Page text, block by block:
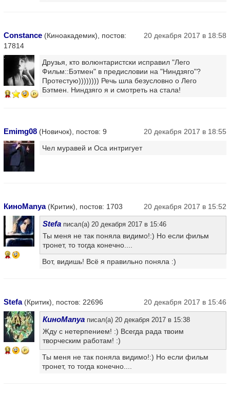
Constance (Киноакадемик), постов:
17814
20 декабря 2017 в 18:58
13
Друзья, кто волюнтаристски исправил "Лего
Фильм::Бэтмен" в предисловии на "Ниндзяго"?
Протестую)))))))) Речь шла безусловно о Лего
Бэтмен. Ниндзяго я и смотреть на стала!
Emimg08 (Новичок), постов: 9
20 декабря 2017 в 18:55
Чел муравей и Оса интригует
КиноManya(Критик), постов: 1703 20 декабря 2017 в 15:52
9
Stefa писал(а) 20 декабря 2017 в 15:46
Ты меня не так поняла видимо!:) Но если фильм
тронет, то тогда конечно....
Вот, видишь! Всё я правильно поняла :)
Stefa(Критик), постов: 22696 20 декабря 2017 в 15:46
13
КиноManya писал(а) 20 декабря 2017 в 15:38
Жду с нетерпением! :) Всегда рада твоим
творческим работам! :)
Ты меня не так поняла видимо!:) Но если фильм
тронет, то тогда конечно....